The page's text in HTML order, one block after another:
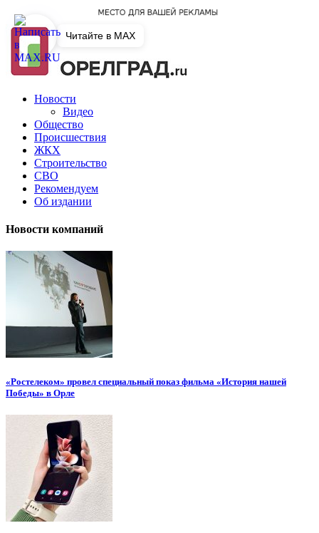
Новости
Видео
Общество
Происшествия
ЖКХ
Строительство
СВО
Рекомендуем
Об издании
Новости компаний
«Ростелеком» провел специальный показ фильма «История нашей
Победы» в Орле
Читайте в MAX